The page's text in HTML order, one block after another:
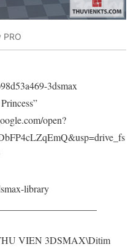
3dsmax
open?
library
VIEN 3DSMAX\Ditim